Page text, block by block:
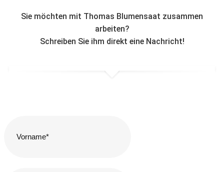
Sie möchten mit Thomas Blumensaat zusammen
arbeiten?
Schreiben Sie ihm direkt eine Nachricht!